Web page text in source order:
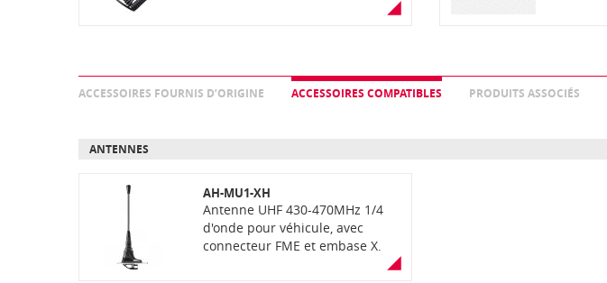
ACCESSOIRES FOURNIS D’ORIGINE ACCESSOIRES COMPATIBLES PRODUITS ASSOCIÉS
ANTENNES
AH-MU1-XH
Antenne UHF 430-470MHz 1/4
d'onde pour véhicule, avec
connecteur FME et embase X.